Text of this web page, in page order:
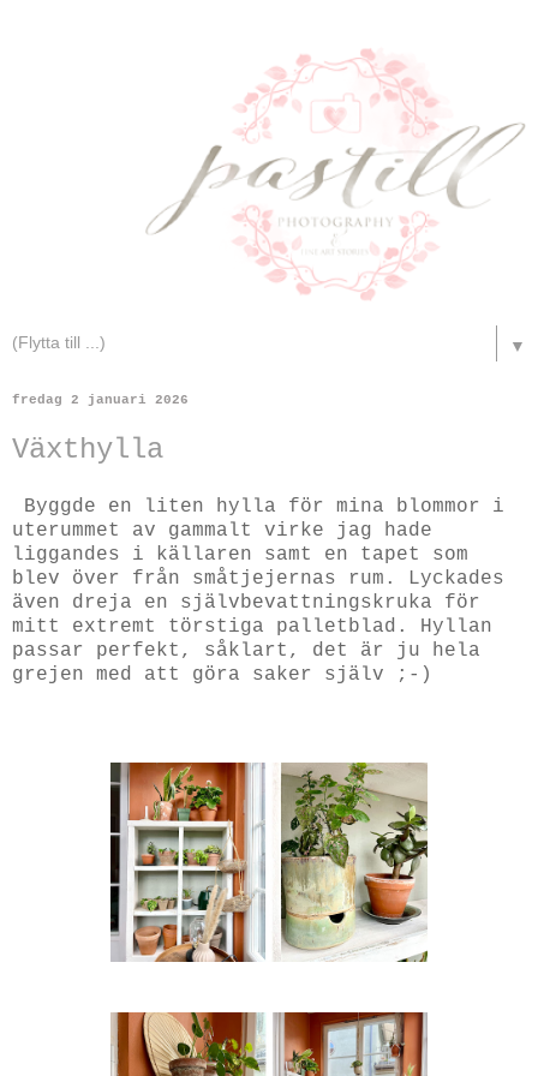
▼
fredag 2 januari 2026
Växthylla
Byggde en liten hylla för mina blommor i
uterummet av gammalt virke jag hade
liggandes i källaren samt en tapet som
blev över från småtjejernas rum. Lyckades
även dreja en självbevattningskruka för
mitt extremt törstiga palletblad. Hyllan
passar perfekt, såklart, det är ju hela
grejen med att göra saker själv ;-)